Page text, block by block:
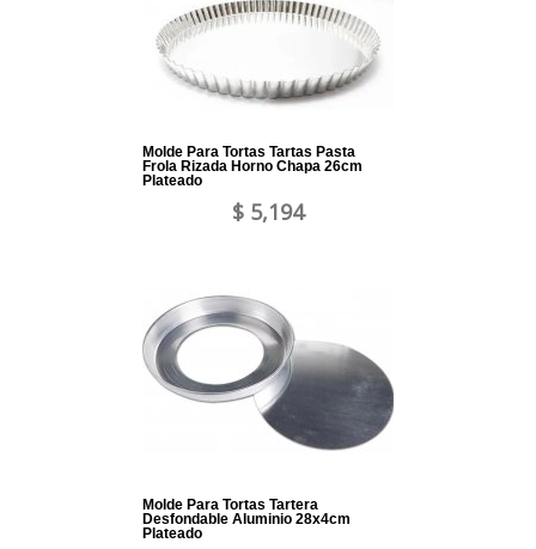
Molde Para Tortas Tartas Pasta
Frola Rizada Horno Chapa 26cm
Plateado
$ 5,194
Molde Para Tortas Tartera
Desfondable Aluminio 28x4cm
Plateado